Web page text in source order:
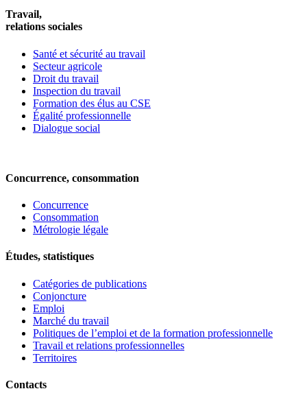
Travail,
relations sociales
Santé et sécurité au travail
Secteur agricole
Droit du travail
Inspection du travail
Formation des élus au CSE
Égalité professionnelle
Dialogue social
Concurrence, consommation
Concurrence
Consommation
Métrologie légale
Études, statistiques
Catégories de publications
Conjoncture
Emploi
Marché du travail
Politiques de l’emploi et de la formation professionnelle
Travail et relations professionnelles
Territoires
Contacts